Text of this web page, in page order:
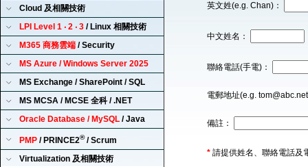
Cloud 及相關技術
LPI Level 1 ‧ 2 ‧ 3 / Linux 相關技術
M365 商務雲端 / Security
MS Azure / Windows Server 2025
MS Exchange / SharePoint / SQL
MS MCSA / MCSE 全科 / .NET
Oracle Database / MySQL / Java
PMP / PRINCE2®/ Scrum
Virtualization 及相關技術
英文姓(e.g. Chan)：
中文姓名：
聯絡電話(手電)：
電郵地址(e.g.
備註：
* 請提供姓名、聯絡電話及